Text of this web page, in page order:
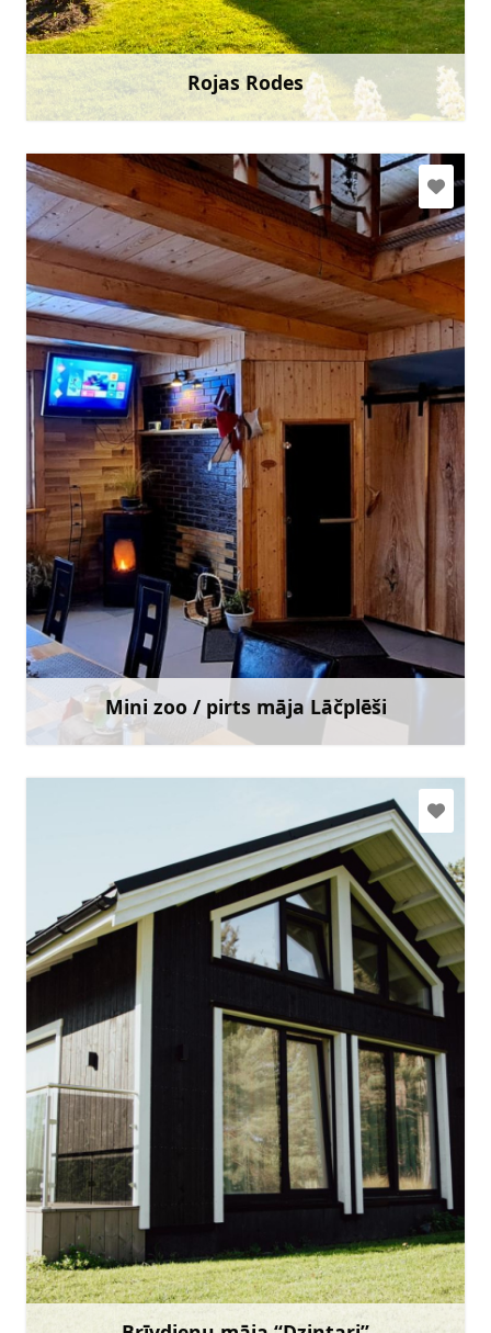
Rojas Rodes
Doties
Uzzināt vairāk
Mini zoo / pirts māja Lāčplēši
info@minizoolacplesi.lv
+371 29 423 474
Doties
Uzzināt vairāk
zs.zemnieki@inbox.lv
+371 29147137
Doties